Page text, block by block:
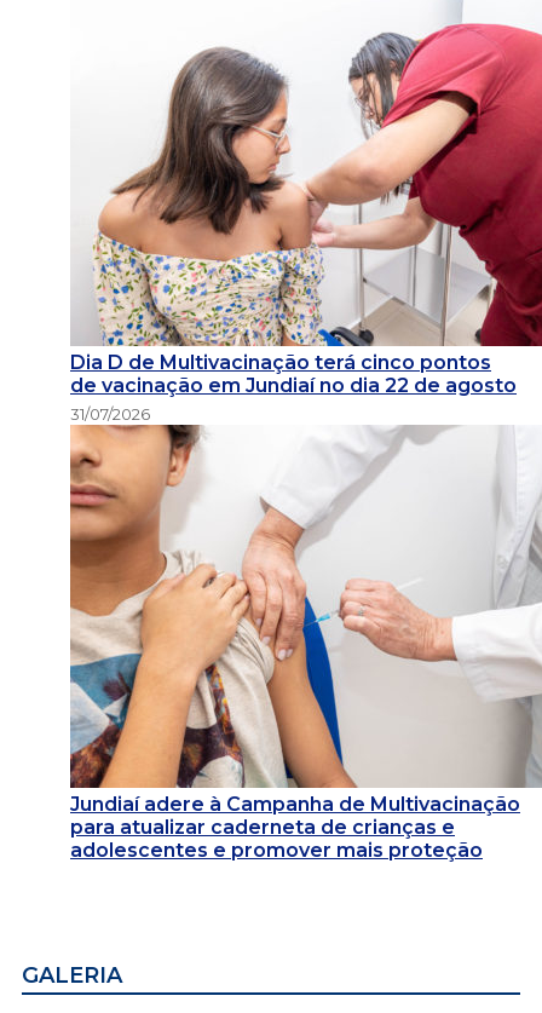
Dia D de Multivacinação terá cinco pontos
de vacinação em Jundiaí no dia 22 de agosto
31/07/2026
Jundiaí adere à Campanha de Multivacinação
para atualizar caderneta de crianças e
adolescentes e promover mais proteção
GALERIA